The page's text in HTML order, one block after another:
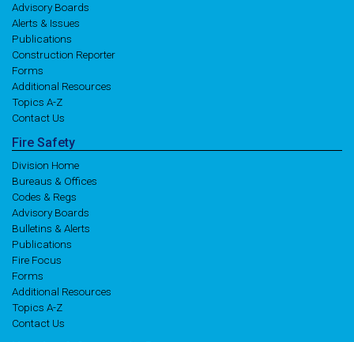
Advisory Boards
Alerts & Issues
Publications
Construction Reporter
Forms
Additional Resources
Topics A-Z
Contact Us
Fire Safety
Division Home
Bureaus & Offices
Codes & Regs
Advisory Boards
Bulletins & Alerts
Publications
Fire Focus
Forms
Additional Resources
Topics A-Z
Contact Us